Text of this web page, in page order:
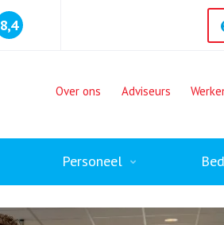
8,4
Over ons Adviseurs
Personeel